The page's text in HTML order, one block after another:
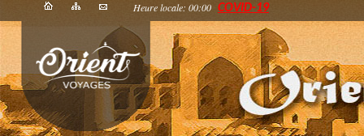
Heure locale: 00:00 COVID-19